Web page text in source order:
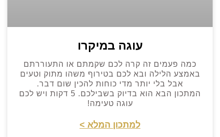
עוגה במיקרו
כמה פעמים זה קרה לכם שקמתם או התעוררתם
באמצע הלילה ובא לכם בטירוף משהו מתוק וטעים
אבל בלי יותר מדי כוחות להכין שום דבר.
המתכון הבא הוא בדיוק בשבילכם. 5 דקות ויש לכם
עוגה טעימה!
למתכון המלא >